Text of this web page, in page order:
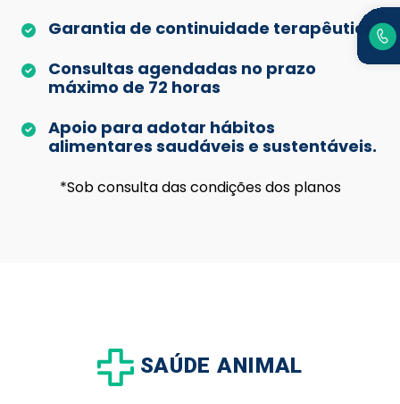
Garantia de continuidade terapêutica
Consultas agendadas no prazo
máximo de 72 horas
Apoio para adotar hábitos
alimentares saudáveis e sustentáveis.
*Sob consulta das condições dos planos
SAÚDE ANIMAL